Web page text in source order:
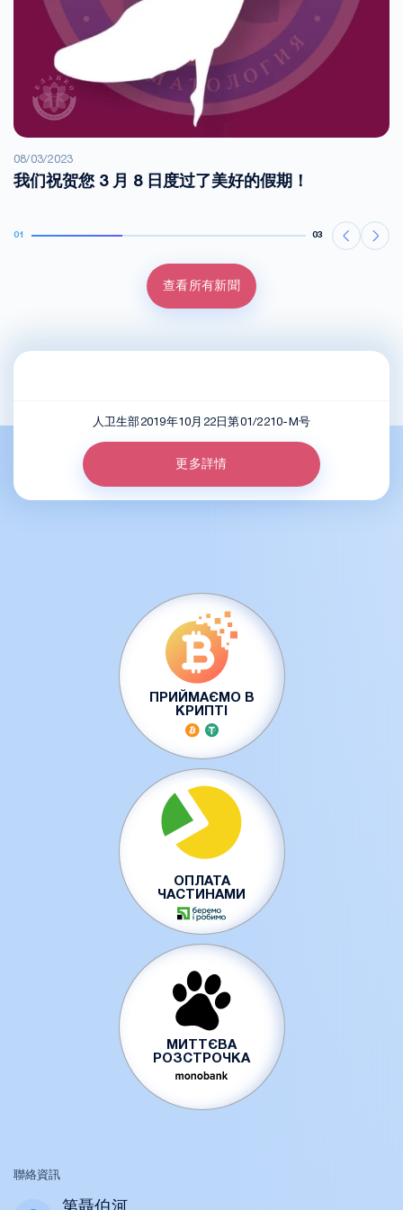
08/03/2023
我们祝贺您 3 月 8 日度过了美好的假期！
01 03
查看所有新聞
人卫生部2019年10月22日第01/2210-M号
更多詳情
ПРИЙМАЄМО В
КРИПТІ
ОПЛАТА
ЧАСТИНАМИ
МИТТЄВА
РОЗСТРОЧКА
聯絡資訊